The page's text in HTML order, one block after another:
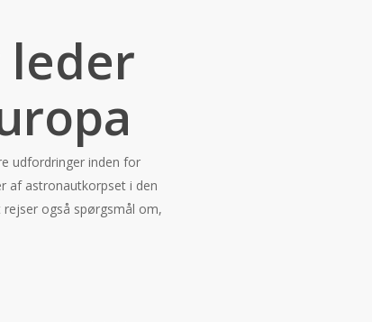
leder
udfordringer inden for
af astronautkorpset i den
også spørgsmål om,